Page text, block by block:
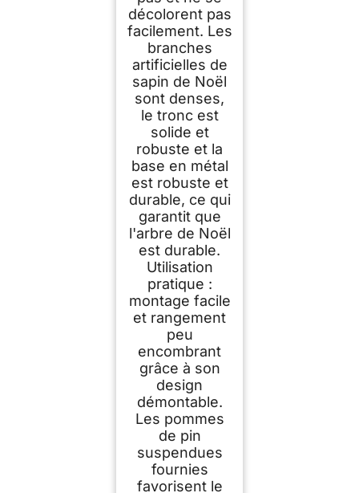
décolorent pas
facilement. Les
branches
artificielles de
sapin de Noël
sont denses,
le tronc est
solide et
robuste et la
base en métal
est robuste et
durable, ce qui
garantit que
l'arbre de Noël
est durable.
Utilisation
pratique :
montage facile
et rangement
peu
encombrant
grâce à son
design
démontable.
Les pommes
de pin
suspendues
fournies
favorisent le